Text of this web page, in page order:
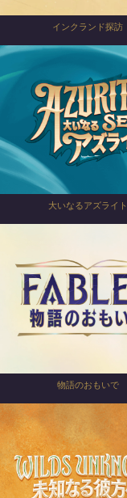
インクランド探訪
大いなるアズライト
物語のおもいで